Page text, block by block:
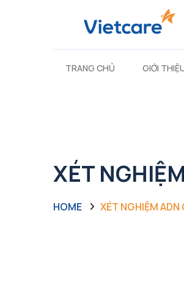
TRANG CHỦ GIỚI
XÉT
HOME XÉT NGHIỆM